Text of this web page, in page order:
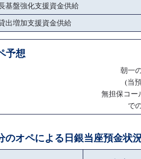
基盤強化支援資金供給
出増加支援資金供給
予想
朝一
(当
無担保コー
で
のオペによる日銀当座預金状